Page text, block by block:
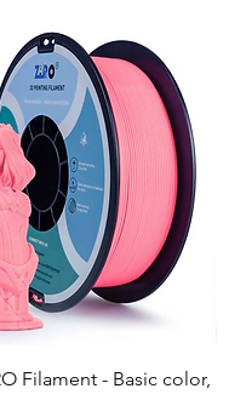
Filament - Basic color,